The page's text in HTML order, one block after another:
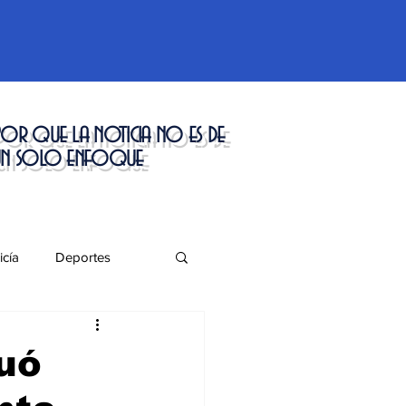
que la noticia no es de
solo enfoque
Deportes